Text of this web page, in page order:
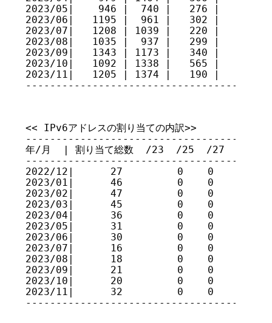
2023/05|    946 |  740 |   276 |
2023/06|   1195 |  961 |   302 |
2023/07|   1208 | 1039 |   220 |
2023/08|   1035 |  937 |   299 |
2023/09|   1343 | 1173 |   340 |
2023/10|   1092 | 1338 |   565 |
2023/11|   1205 | 1374 |   190 |
<< IPv6アドレスの割り当ての内訳>>
年/月  | 割り当て総数  /23  /25  /27
2022/12|      27         0    0    0
2023/01|      46         0    0    0
2023/02|      47         0    0    0
2023/03|      45         0    0    0
2023/04|      36         0    0    0
2023/05|      31         0    0    0
2023/06|      30         0    0    0
2023/07|      16         0    0    0
2023/08|      18         0    0    0
2023/09|      21         0    0    0
2023/10|      20         0    0    0
2023/11|      32         0    0    0